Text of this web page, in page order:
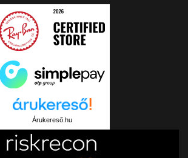
Árukereső.hu